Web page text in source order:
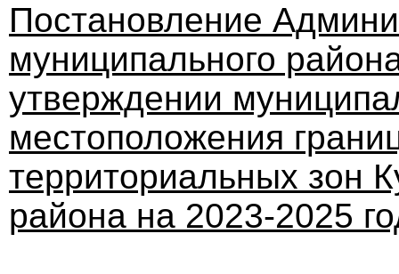
Постановление
муниципального
утверждении
местоположения
территориальных зон
района на 2023-2025